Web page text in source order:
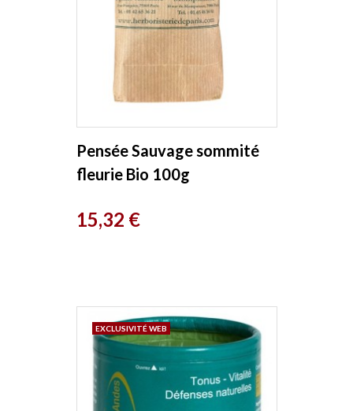
Pensée Sauvage sommité
fleurie Bio 100g
Prix
15,32 €
EXCLUSIVITÉ WEB